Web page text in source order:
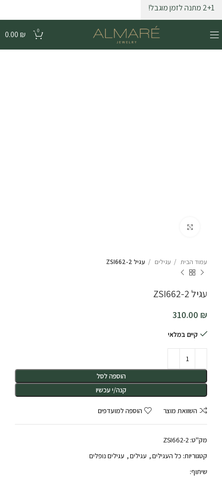
0
0.00 ₪
עמוד הבית עגילים עגיל ZSI662-2
עגיל ZSI662-2
310.00 ₪
קיים במלאי
הוספה לסל
קנה/י עכשיו
השוואת מוצר הוספה למועדפים
מק"ט:ZSI662-2
קטגוריות: כל העגילים, עגילים, עגילים נופלים
שיתוף:
2+1 מתנה לזמן מוגבל!